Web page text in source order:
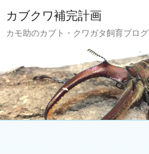
カブクワ補完計画
カモ助のカブト・クワガタ飼育ブログ